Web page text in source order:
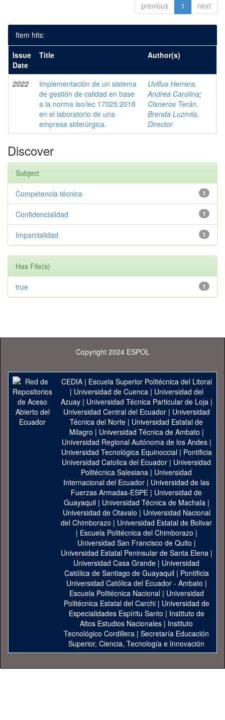
previous 1 next
Item hits:
Issue
Date
Title Author(s)
2022
Implementación de un sistema
de gestión de calidad en base
a la norma iso/iec 17025:2018
en el laboratorio de una
empresa siderúrgica.
Uvillus Herrera,
Andrea Carolina;
Cisneros Terán,
Brenda Luzmila,
Director
Discover
Subject
1
Competencia técnica
1
Confidencialidad
1
Imparcialidad
Has File(s)
1
true
Copyright 2024 ESPOL
CEDIA| Escuela Superior Politécnica del Litoral
| Universidad de Cuenca| Universidad del
Azuay| Universidad Técnica Particular de Loja|
Universidad Central del Ecuador| Universidad
Técnica del Norte | Universidad Estatal de
Milagro | Universidad Técnica de Ambato |
Universidad Regional Autónoma de los Andes|
Universidad Tecnológica Equinoccial| Pontificia
Universidad Catolica del Ecuador | Universidad
Politécnica Salesiana | Universidad
Internacional del Ecuador | Universidad de las
Fuerzas Armadas-ESPE | Universidad de
Guayaquil| Universidad Técnica de Machala|
Universidad de Otavalo | Universidad Nacional
del Chimborazo | Universidad Estatal de Bolivar
| Escuela Politécnica del Chimborazo |
Universidad San Francisco de Quito |
Universidad Estatal Peninsular de Santa Elena|
Universidad Casa Grande | Universidad
Católica de Santiago de Guayaquil| Pontificia
Universidad Católica del Ecuador - Ambato |
Escuela Politécnica Nacional| Universidad
Politécnica Estatal del Carchi| Universidad de
Especialidades Espíritu Santo | Instituto de
Altos Estudios Nacionales | Instituto
Tecnológico Cordillera | Secretaría Educación
Superior, Ciencia, Tecnología e Innovación